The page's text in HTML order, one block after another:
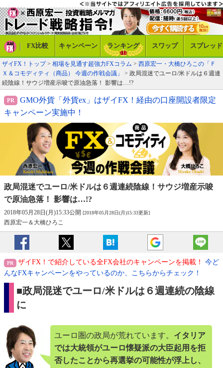
FX比較 キャンペーン ランキング スワップ スプレッド
ザイFX！トップ> 相場を見通す超強力FXコラム > 西原宏一・大橋ひろこの「Ｆ
Ｘ＆コモディティ（商品） 今週の作戦会議」
> 政局混迷でユーロ/米ドルは６週連
続陰線！サウジ増産示唆で原油急落！ 影響は…!?
GMO外貨「外貨ex」はザイFX！経由の口座開設者限定
キャンペーン実施中！
政局混迷でユーロ/米ドルは６週連続陰線！ サウジ増産示唆
で原油急落！ 影響は…!?
2018年05月28日(月)15:33公開 [2018年05月28日(月)15:33更新]
西原宏一＆大橋ひろこ
ザイFX！で紹介している全FX会社のキャンペーンを掲載！
今ど
んなFXキャンペーンをやっているのか、こちらからチェック！
■政局混迷でユーロ/米ドルは６週連続の陰線
に
ユーロ圏の政局が荒れています。 イタリア
では大統領がユーロ懐疑派の大臣起用を拒
否したことから再選挙の可能性が浮上し、